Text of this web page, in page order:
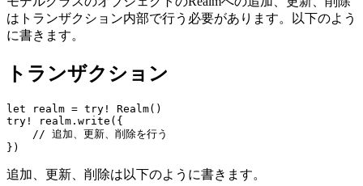
はトランザクション内部で行う必要があります。以下のよう
に書きます。
トランザクション
let realm = try! Realm()
try! realm.write({
    // 追加、更新、削除を行う
})
追加、更新、削除は以下のように書きます。